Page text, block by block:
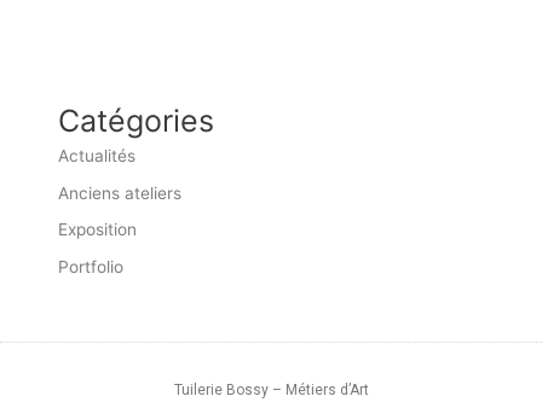
Catégories
Actualités
Anciens ateliers
Exposition
Portfolio
Tuilerie Bossy – Métiers d’Art